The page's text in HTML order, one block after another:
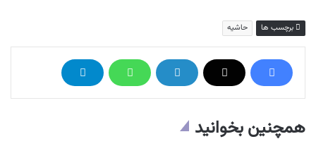
برچسب ها حاشیه
همچنین بخوانید